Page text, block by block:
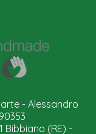
- Alessandro
Bibbiano (RE) -